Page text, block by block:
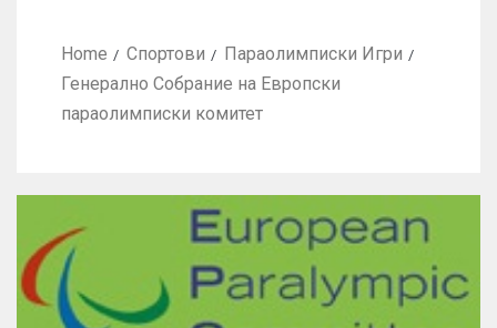
Home Спортови
Параолимписки Игри
Генерално Собрание на Европски
параолимписки комитет